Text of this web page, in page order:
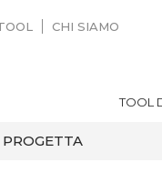
CHI SIAMO
TOOL
PROGETTA